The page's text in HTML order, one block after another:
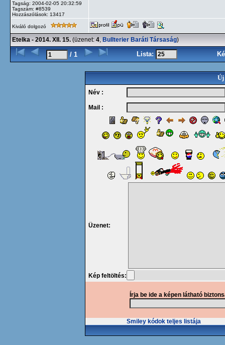
Tagság: 2004-02-05 20:32:59
Tagszám: #8539
Hozzászólások: 13417
Kiváló dolgozó
Etelka - 2014. XII. 15. (üzenet: 4, Bullterier Baráti Társaság)
/ 1 Lista:
Új
Név :
Mail :
Üzenet:
Kép feltöltés:
Írja be ide a képen látható
Smiley kódok teljes listája